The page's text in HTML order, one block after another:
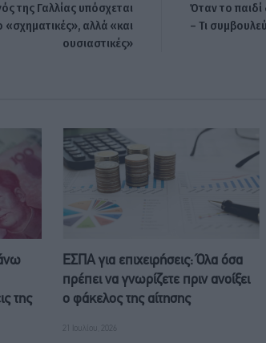
της Γαλλίας υπόσχεται
«σχηματικές», αλλά «και
ουσιαστικές»
Όταν το παιδί
– Τι
της
ΕΣΠΑ για επιχειρήσεις: Όλα όσα
πρέπει να γνωρίζετε πριν ανοίξει
ο φάκελος της αίτησης
21 Ιουλίου, 2026